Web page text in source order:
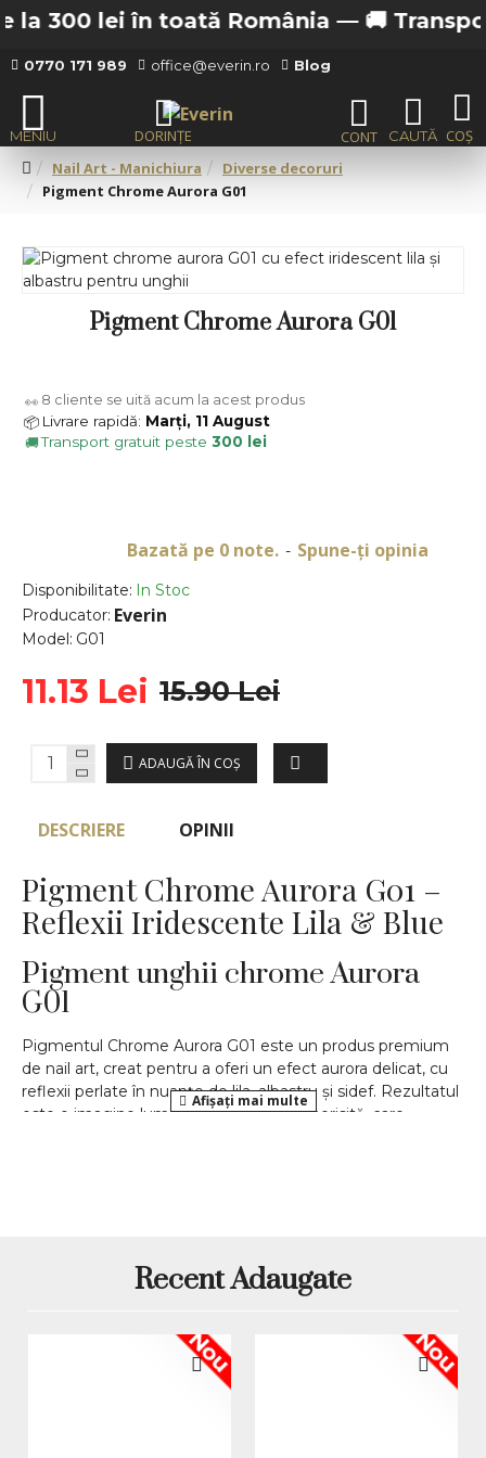
300 lei în toată România — 🚚
0770 171 989 office@everin.ro Blog
Nail Art - Manichiura
Diverse decoruri
Pigment Chrome Aurora G01
Pigment Chrome Aurora G01
Disponibilitate: In Stoc
Producator: Everin
Model: G01
Bazată pe 0 note. - Spune-ţi opinia
11.13 Lei 15.90 Lei
ADAUGĂ ÎN COŞ
👀 8 cliente se uită acum la acest produs
📦 Livrare rapidă: Marți, 11 August
🚚Transport gratuit peste 300 lei
DESCRIERE OPINII
Pigment Chrome Aurora G01 –
Reflexii Iridescente Lila & Blue
Pigment unghii chrome Aurora
G01
Pigmentul Chrome Aurora G01 este un produs premium
de nail art, creat pentru a oferi un efect aurora delicat, cu
reflexii perlate în nuanțe de lila, albastru și sidef. Rezultatul
este o imagine luminoasă, elegantă și aerisită, care
sofisticat
perfect pentru manichiuri naturale reinterpretate, fiind
pigmenți profesioniști pentru unghii
. Reflexiile lila și
Recent Adaugate
Nou Nou